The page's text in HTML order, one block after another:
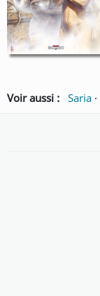
Voir aussi : Saria ·